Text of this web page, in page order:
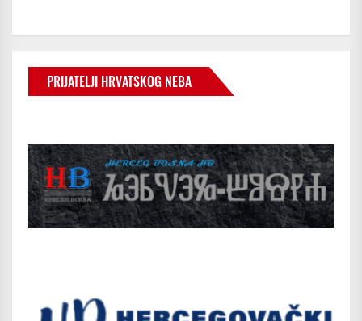
PRIJATELJI HRVATSKOG NEBA